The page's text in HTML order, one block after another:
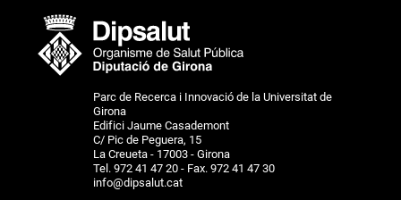
Parc de Recerca i Innovació de la Universitat de
Girona
Edifici Jaume Casademont
C/ Pic de Peguera, 15
La Creueta - 17003 - Girona
Tel. 972 41 47 20 - Fax. 972 41 47 30
info@dipsalut.cat